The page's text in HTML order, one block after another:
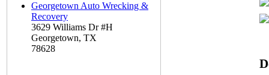
Georgetown Auto Wrecking &
Recovery
3629 Williams Dr #H
Georgetown, TX
78628